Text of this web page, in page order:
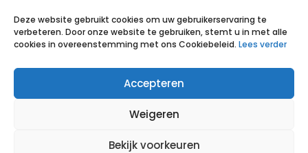
Deze website gebruikt cookies om uw gebruikerservaring te
verbeteren. Door onze website te gebruiken, stemt u in met alle
cookies in overeenstemming met ons Cookiebeleid. Lees verder
Accepteren
Weigeren
Bekijk voorkeuren
Opdrachten
Werkwijze